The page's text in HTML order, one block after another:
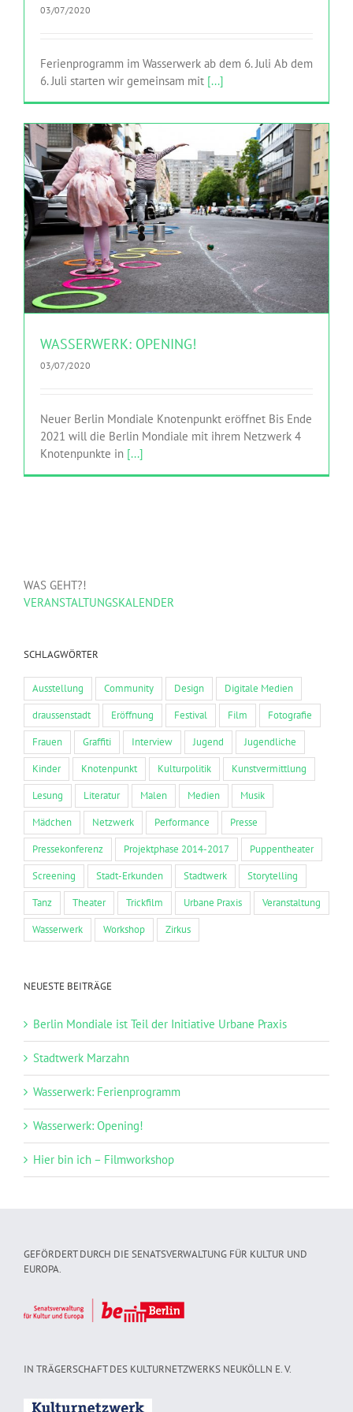
03/07/2020
Ferienprogramm im Wasserwerk ab dem 6. Juli Ab dem
6. Juli starten wir gemeinsam mit [...]
WASSERWERK: OPENING!
HINGEHEN Netzwerk
WASSERWERK: OPENING!
03/07/2020
Neuer Berlin Mondiale Knotenpunkt eröffnet Bis Ende
2021 will die Berlin Mondiale mit ihrem Netzwerk 4
Knotenpunkte in [...]
WAS GEHT?!
VERANSTALTUNGSKALENDER
SCHLAGWÖRTER
Ausstellung Community Design
Digitale Medien
draussenstadt
Eröffnung Festival Film
Fotografie
Frauen
Graffiti Interview Jugend
Jugendliche
Kinder
Knotenpunkt Kulturpolitik
Kunstvermittlung
Lesung
Literatur Malen Medien
Musik
Mädchen
Netzwerk Performance
Presse
Pressekonferenz
Projektphase 2014-2017
Puppentheater
Screening
Stadt-Erkunden Stadtwerk
Storytelling
Tanz
Theater Trickfilm Urbane Praxis
Veranstaltung
Wasserwerk
Workshop Zirkus
NEUESTE BEITRÄGE
Berlin Mondiale ist Teil der Initiative Urbane Praxis
Stadtwerk Marzahn
Wasserwerk: Ferienprogramm
Wasserwerk: Opening!
Hier bin ich – Filmworkshop
GEFÖRDERT DURCH DIE SENATSVERWALTUNG FÜR KULTUR UND
EUROPA.
IN TRÄGERSCHAFT DES KULTURNETZWERKS NEUKÖLLN E. V.